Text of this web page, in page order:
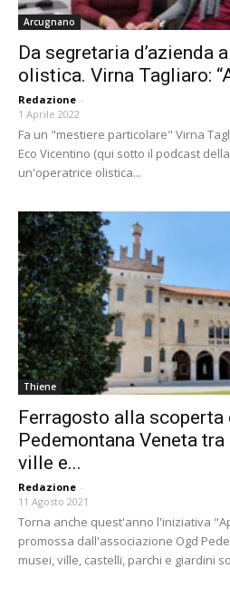
Arcugnano
Da segretaria d’azienda
olistica. Virna Tagliaro:
Redazione -
1 Aprile 2022
Fa un "mestiere particolare" Virna
Eco Vicentino (qui sotto il podcast
un'operatrice olistica...
Thiene
Ferragosto alla scoperta
Pedemontana Veneta
ville e...
Redazione -
11 Agosto 2021
Torna anche quest'anno l'iniziativa
promossa dall'associazione Ogd
musei, ville, castelli, parchi e giardini